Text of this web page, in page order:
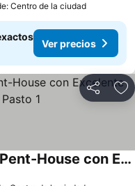
Centro de la ciudad
Ver precios
Compartir
Habitaciones Premium en Pent-House con Excelente Vista centro de Pasto 1